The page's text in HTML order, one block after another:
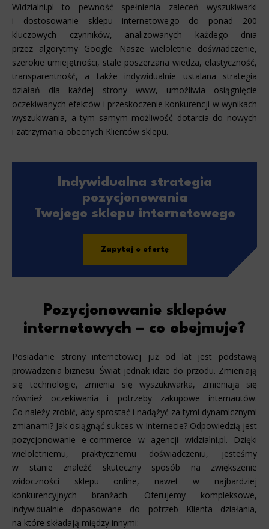
Widzialni.pl to pewność spełnienia zaleceń wyszukiwarki
i dostosowanie sklepu internetowego do ponad 200
kluczowych czynników, analizowanych każdego dnia
przez algorytmy Google. Nasze wieloletnie doświadczenie,
szerokie umiejętności, stale poszerzana wiedza, elastyczność,
transparentność, a także indywidualnie ustalana strategia
działań dla każdej strony www, umożliwia osiągnięcie
oczekiwanych efektów i przeskoczenie konkurencji w wynikach
wyszukiwania, a tym samym możliwość dotarcia do nowych
i zatrzymania obecnych Klientów sklepu.
Indywidualna strategia
pozycjonowania
Twojego sklepu internetowego
Zapytaj o ofertę
Pozycjonowanie sklepów
internetowych – co obejmuje?
Posiadanie strony internetowej już od lat jest podstawą
prowadzenia biznesu. Świat jednak idzie do przodu. Zmieniają
się technologie, zmienia się wyszukiwarka, zmieniają się
również oczekiwania i potrzeby zakupowe internautów.
Co należy zrobić, aby sprostać i nadążyć za tymi dynamicznymi
zmianami? Jak osiągnąć sukces w Internecie? Odpowiedzią jest
pozycjonowanie e-commerce w agencji widzialni.pl. Dzięki
wieloletniemu, praktycznemu doświadczeniu, jesteśmy
w stanie znaleźć skuteczny sposób na zwiększenie
widoczności sklepu online, nawet w najbardziej
konkurencyjnych branżach. Oferujemy kompleksowe,
indywidualnie dopasowane do potrzeb Klienta działania,
na które składają między innymi: